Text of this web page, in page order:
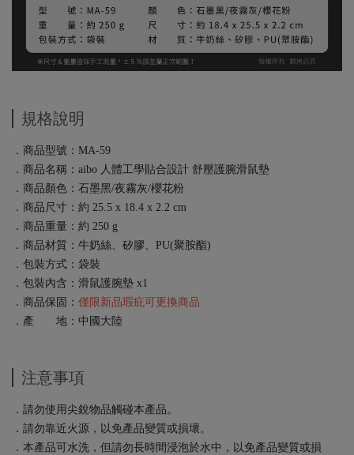
規格說明
．商品型號：MA-59
．商品名稱：aibo 人體工學貼合設計 舒壓護腕滑鼠墊
．商品顏色：石墨黑/夜霧灰/櫻花粉
．商品尺寸：約 25.5 x 18.4 x 2.2 cm
．商品重量：約 250 g
．商品材質：牛奶絲、矽膠、PU(聚胺酯)
．包裝方式：袋裝
．包裝內含：滑鼠護腕墊 x1
．商品保固： 僅限新品瑕疪可更換商品
．產 地：中國大陸
注意事項
．請勿使用尖銳物品觸碰本產品。
．請勿靠近火源，以免產品變質或損壞。
．本產品可水洗，但請勿長時間浸泡於水中，以免產品變質或損